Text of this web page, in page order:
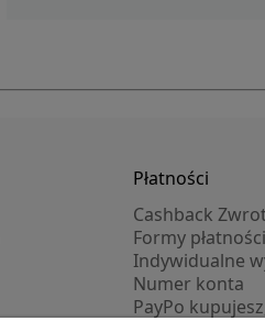
Płatności
Cashback
Formy płatności
Indywidualne
Numer konta
PayPo